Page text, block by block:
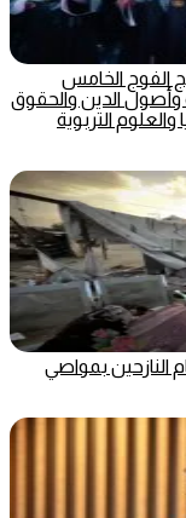
الفوج الخامس
وأصول الدين والحقوق
والعلوم التربوية
النازحين بمواصي